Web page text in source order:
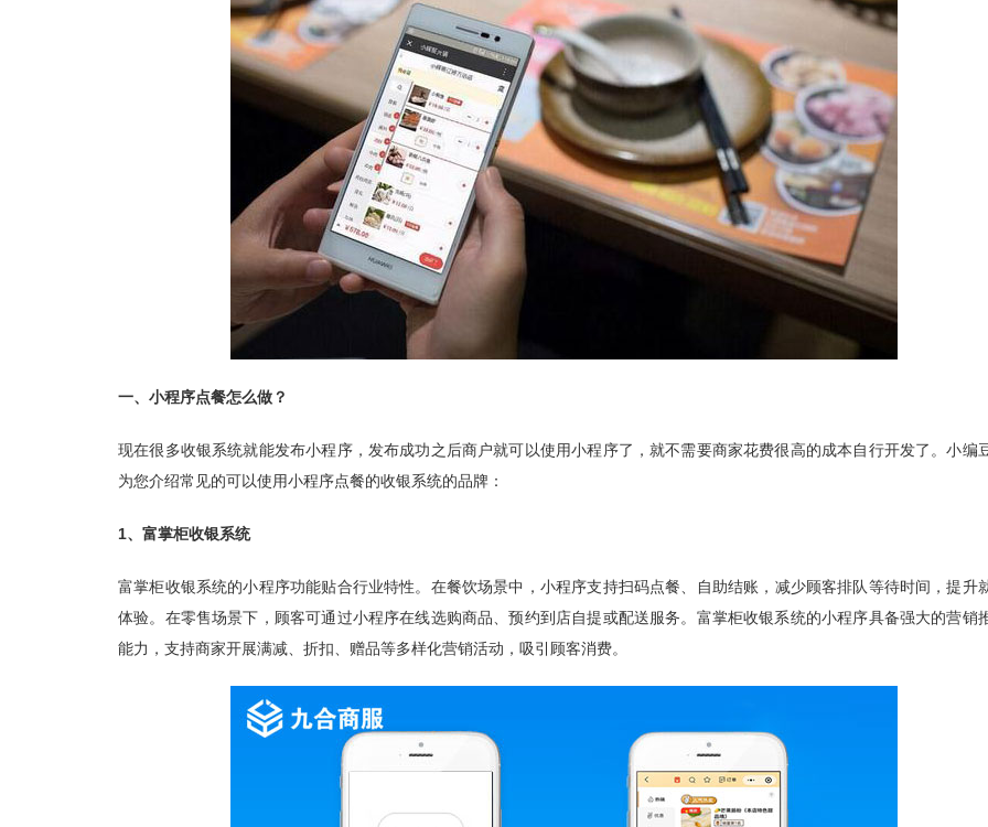
一、小程序点餐怎么做？
现在很多收银系统就能发布小程序，发布成功之后商户就可以使用小程序了，就不需要商家花费很高的成本自行开发了。小编
为您介绍常见的可以使用小程序点餐的收银系统的品牌：
1、富掌柜收银系统
富掌柜收银系统的小程序功能贴合行业特性。在餐饮场景中，小程序支持扫码点餐 、自助结账，减少顾客排队等待时间，提升
体验。在零售场景下，顾客可通过小程序在线选购商品、预约到店自提或配送服务。富掌柜收银系统的小程序具备强大的营销
能力，支持商家开展满减、折扣、赠品等多样化营销活动，吸引顾客消费。